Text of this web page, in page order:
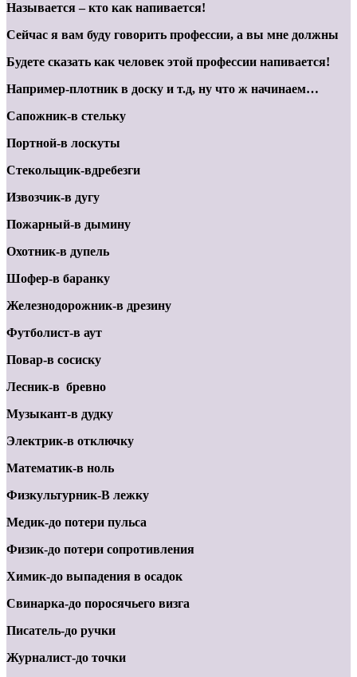
Называется – кто как напивается!
Сейчас я вам буду говорить профессии, а вы мне должны
Будете сказать как человек этой профессии напивается!
Например-плотник в доску и т.д, ну что ж начинаем…
Сапожник-в стельку
Портной-в лоскуты
Стекольщик-вдребезги
Извозчик-в дугу
Пожарный-в дымину
Охотник-в дупель
Шофер-в баранку
Железнодорожник-в дрезину
Футболист-в аут
Повар-в сосиску
Лесник-в бревно
Музыкант-в дудку
Электрик-в отключку
Математик-в ноль
Физкультурник-В лежку
Медик-до потери пульса
Физик-до потери сопротивления
Химик-до выпадения в осадок
Свинарка-до поросячьего визга
Писатель-до ручки
Журналист-до точки